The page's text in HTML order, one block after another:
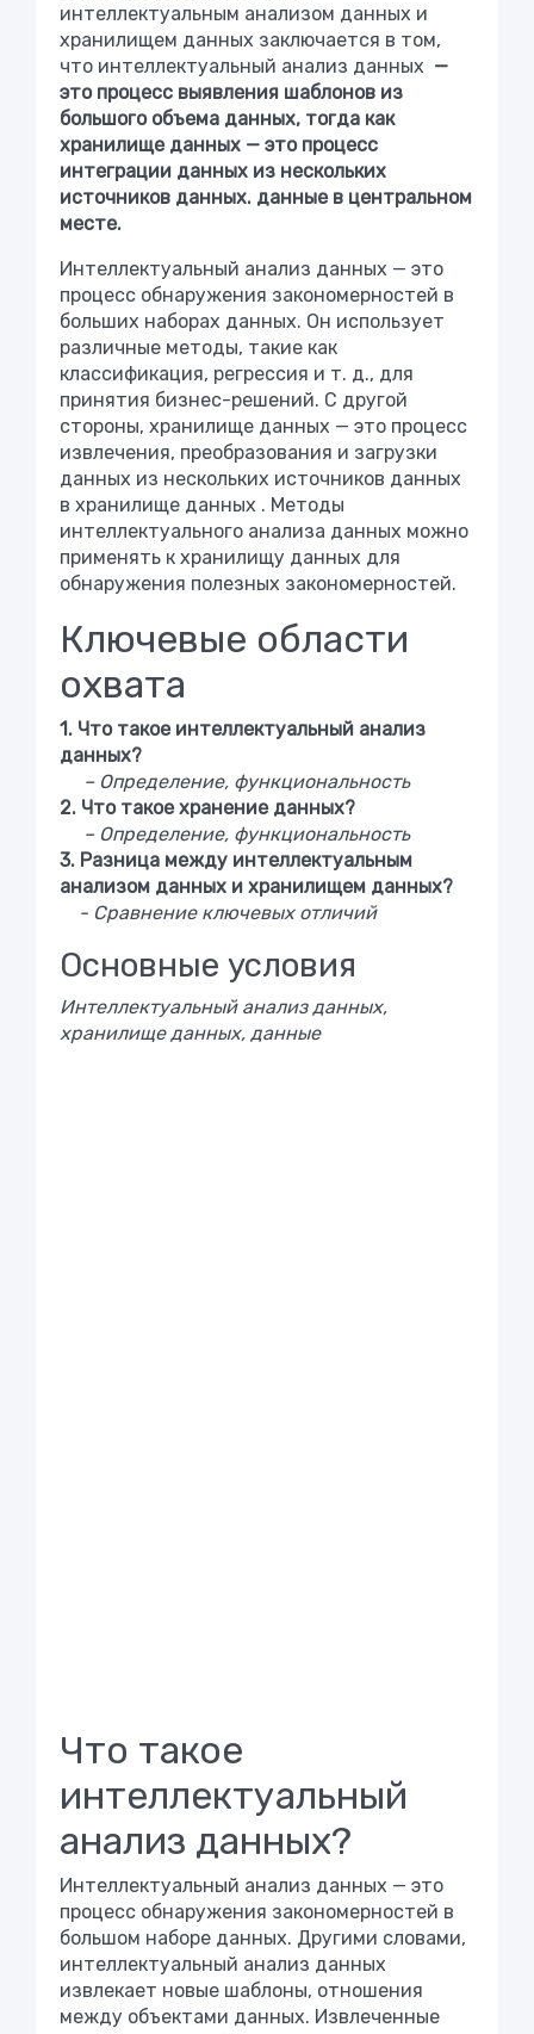
интеллектуальным анализом данных и
хранилищем данных заключается в том,
что интеллектуальный анализ данных —
это процесс выявления шаблонов из
большого объема данных, тогда как
хранилище данных — это процесс
интеграции данных из нескольких
источников данных. данные в центральном
месте.
Интеллектуальный анализ данных — это
процесс обнаружения закономерностей в
больших наборах данных. Он использует
различные методы, такие как
классификация, регрессия и т. д., для
принятия бизнес-решений. С другой
стороны, хранилище данных — это процесс
извлечения, преобразования и загрузки
данных из нескольких источников данных
в хранилище данных . Методы
интеллектуального анализа данных можно
применять к хранилищу данных для
обнаружения полезных закономерностей.
Ключевые области
охвата
1. Что такое интеллектуальный анализ
данных?
– Определение, функциональность
2. Что такое хранение данных?
– Определение, функциональность
3. Разница между интеллектуальным
анализом данных и хранилищем данных?
- Сравнение ключевых отличий
Основные условия
Интеллектуальный анализ данных,
хранилище данных, данные
Что такое
интеллектуальный
анализ данных?
Интеллектуальный анализ данных — это
процесс обнаружения закономерностей в
большом наборе данных. Другими словами,
интеллектуальный анализ данных
извлекает новые шаблоны, отношения
между объектами данных. Извлеченные